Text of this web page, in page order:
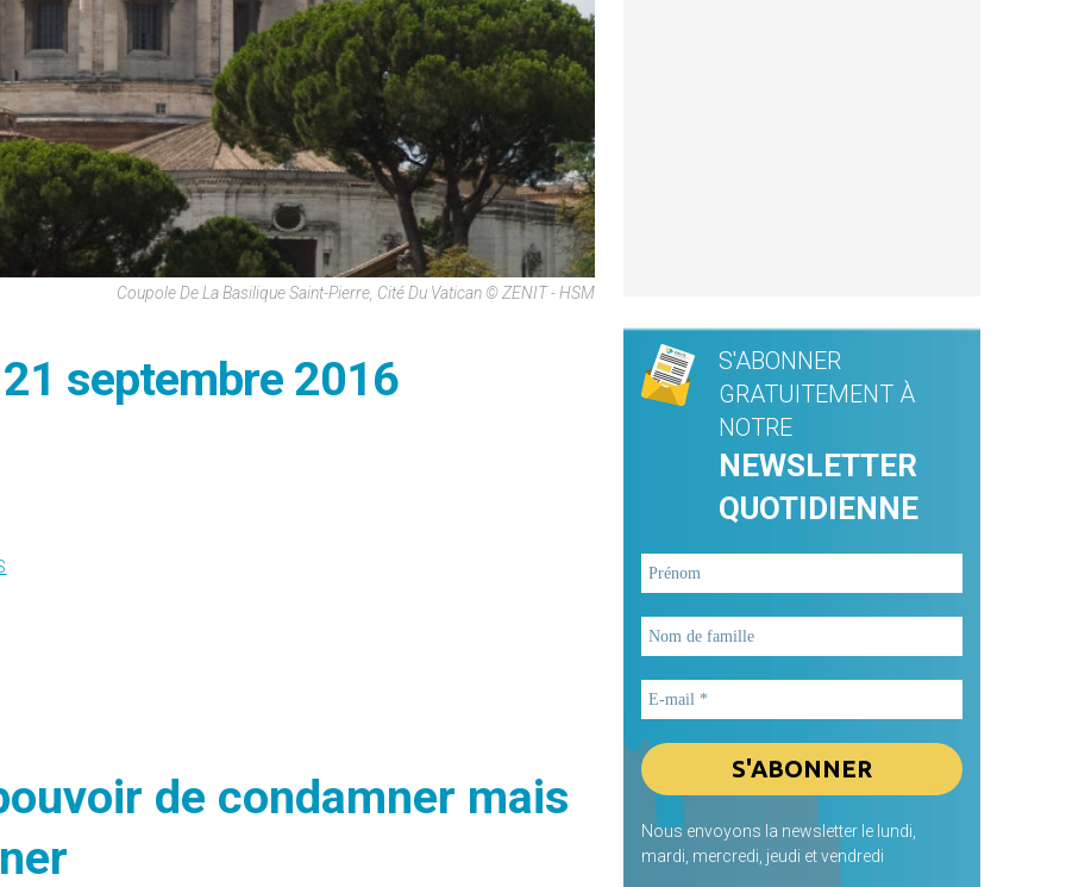
Coupole De La Basilique Saint-Pierre, Cité Du Vatican © ZENIT - HSM
septembre 2016
de condamner mais
S'ABONNER
GRATUITEMENT À
NOTRE
NEWSLETTER
QUOTIDIENNE
Nous envoyons la newsletter le lundi,
mardi, mercredi, jeudi et vendredi